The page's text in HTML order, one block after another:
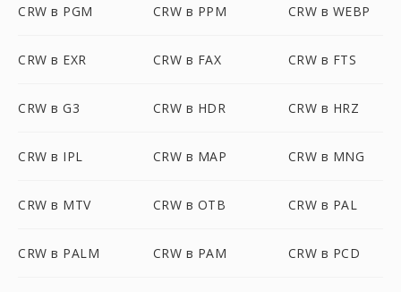
CRW в PGM CRW в PPM CRW в WEBP
CRW в EXR CRW в FAX CRW в FTS
CRW в G3 CRW в HDR CRW в HRZ
CRW в IPL CRW в MAP CRW в MNG
CRW в MTV CRW в OTB CRW в PAL
CRW в PALM CRW в PAM CRW в PCD